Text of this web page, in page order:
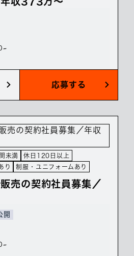
応募する
未満
休日120日以上
り
制服・ユニフォームあり
売の契約社員募集／
開